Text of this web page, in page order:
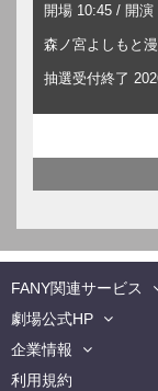
開場 10:45 / 開演
森ノ宮よしもと
抽選受付終了
FANY関連サービス
劇場公式HP
企業情報
利用規約